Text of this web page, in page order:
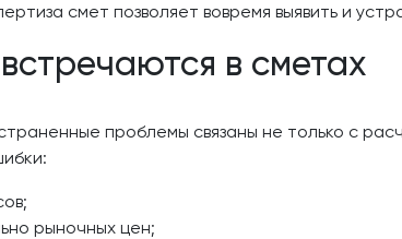
смет позволяет вовремя выявить и
в сметах
проблемы связаны не только с
рыночных цен;